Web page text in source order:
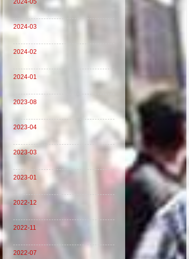
2024-05
2024-03
2024-02
2024-01
2023-08
2023-04
2023-03
2023-01
2022-12
2022-11
2022-07